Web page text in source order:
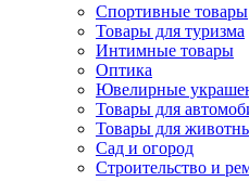
Спортивные товары
Товары для туризма
Интимные товары
Оптика
Ювелирные
Товары для
Товары для
Сад и огород
Строительство и